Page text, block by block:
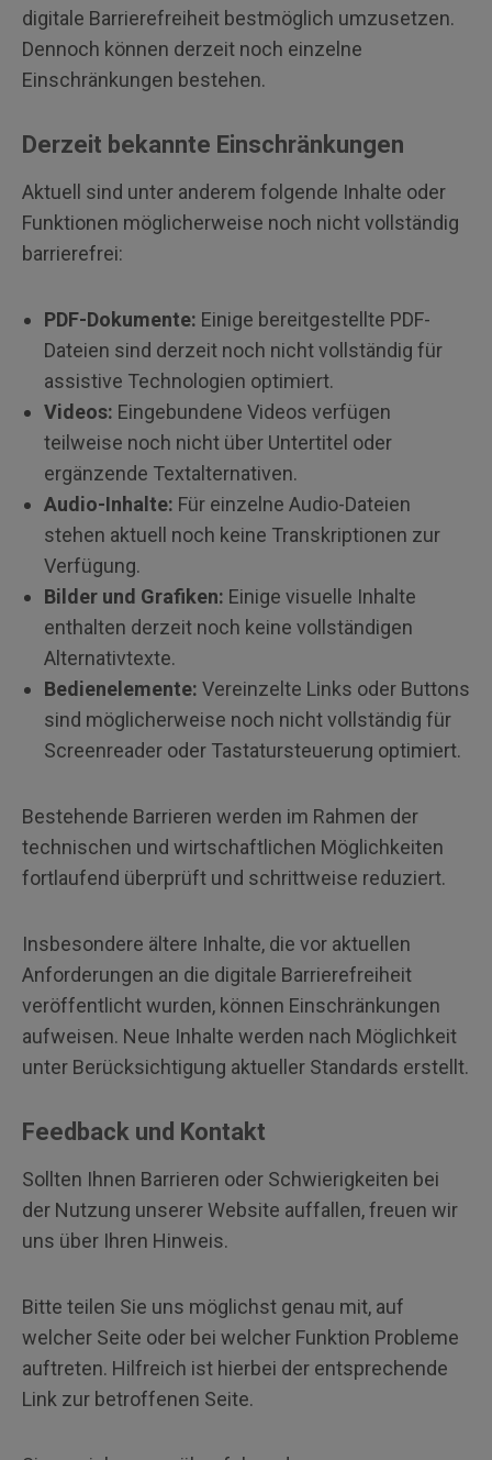
digitale Barrierefreiheit bestmöglich umzusetzen.
Dennoch können derzeit noch einzelne
Einschränkungen bestehen.
Derzeit bekannte Einschränkungen
Aktuell sind unter anderem folgende Inhalte oder
Funktionen möglicherweise noch nicht vollständig
barrierefrei:
PDF-Dokumente: Einige bereitgestellte PDF-
Dateien sind derzeit noch nicht vollständig für
assistive Technologien optimiert.
Videos: Eingebundene Videos verfügen
teilweise noch nicht über Untertitel oder
ergänzende Textalternativen.
Audio-Inhalte: Für einzelne Audio-Dateien
stehen aktuell noch keine Transkriptionen zur
Verfügung.
Bilder und Grafiken: Einige visuelle Inhalte
enthalten derzeit noch keine vollständigen
Alternativtexte.
Bedienelemente: Vereinzelte Links oder Buttons
sind möglicherweise noch nicht vollständig für
Screenreader oder Tastatursteuerung optimiert.
Bestehende Barrieren werden im Rahmen der
technischen und wirtschaftlichen Möglichkeiten
fortlaufend überprüft und schrittweise reduziert.
Insbesondere ältere Inhalte, die vor aktuellen
Anforderungen an die digitale Barrierefreiheit
veröffentlicht wurden, können Einschränkungen
aufweisen. Neue Inhalte werden nach Möglichkeit
unter Berücksichtigung aktueller Standards erstellt.
Feedback und Kontakt
Sollten Ihnen Barrieren oder Schwierigkeiten bei
der Nutzung unserer Website auffallen, freuen wir
uns über Ihren Hinweis.
Bitte teilen Sie uns möglichst genau mit, auf
welcher Seite oder bei welcher Funktion Probleme
auftreten. Hilfreich ist hierbei der entsprechende
Link zur betroffenen Seite.